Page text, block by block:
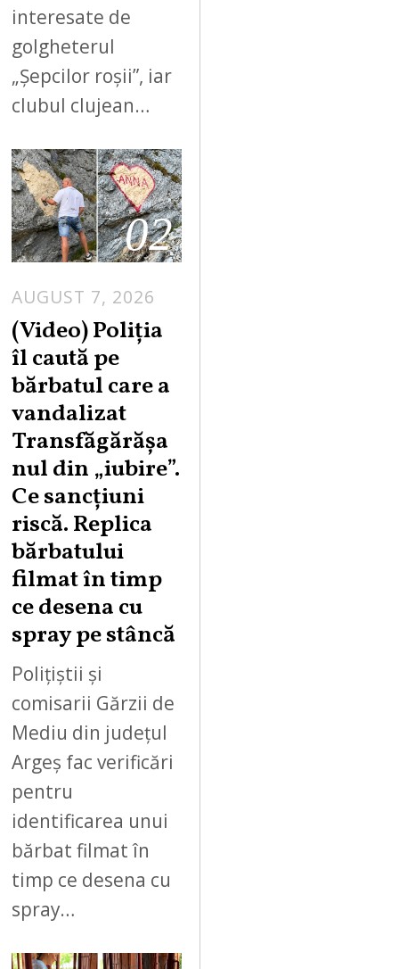
interesate de
golgheterul
„Șepcilor roșii”, iar
clubul clujean…
02
AUGUST 7, 2026
U
G
S
7
,
(Video) Poliția
îl caută pe
bărbatul care a
vandalizat
Transfăgărășa
nul din „iubire”.
Ce sancțiuni
riscă. Replica
bărbatului
filmat în timp
ce desena cu
spray pe stâncă
Polițiștii și
comisarii Gărzii de
Mediu din județul
Argeș fac verificări
pentru
identificarea unui
bărbat filmat în
timp ce desena cu
spray…